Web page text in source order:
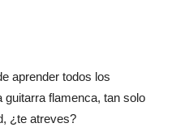
aprender todos los
flamenca, tan solo
¿te atreves?